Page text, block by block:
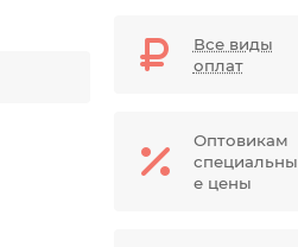
Все виды
оплат
Оптовикам
специальны
е цены